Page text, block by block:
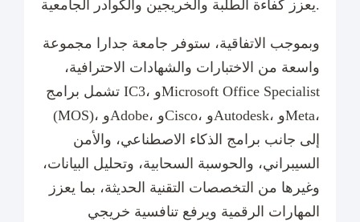
يعزز كفاءة الطلبة والخريجين والكوادر الجامعية.
وبموجب الاتفاقية، ستوفر جامعة جدارا مجموعة
واسعة من الاختبارات والشهادات الاحترافية،
تشمل برامج IC3، وMicrosoft Office Specialist
(MOS)، وAdobe، وCisco، وAutodesk، وMeta،
إلى جانب برامج الذكاء الاصطناعي، والأمن
السيبراني، والحوسبة السحابية، وتحليل البيانات،
وغيرها من التخصصات التقنية الحديثة، بما يعزز
المهارات الرقمية ويرفع تنافسية خريجي